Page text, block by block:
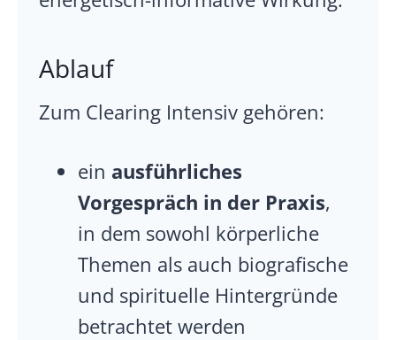
Ablauf
Zum Clearing Intensiv gehören:
ein ausführliches
Vorgespräch in der Praxis,
in dem sowohl körperliche
Themen als auch biografische
und spirituelle Hintergründe
betrachtet werden